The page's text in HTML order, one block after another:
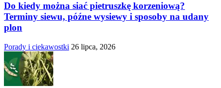
Do kiedy można siać pietruszkę korzeniową?
Terminy siewu, późne wysiewy i sposoby na udany
plon
Porady i ciekawostki 26 lipca, 2026